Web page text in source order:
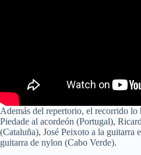
Además del repertorio, el recorrido lo
Piedade al acordeón (Portugal),
(Cataluña), José Peixoto a la
guitarra de nylon (Cabo Verde).